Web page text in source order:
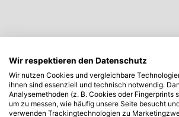
Wir respektieren den Datenschutz
Wir nutzen Cookies und vergleichbare
ihnen sind essenziell und technisch notwendig.
Analysemethoden (z. B. Cookies oder Fingerprints
um zu messen, wie häufig unsere Seite besucht
verwenden Trackingtechnologien zu